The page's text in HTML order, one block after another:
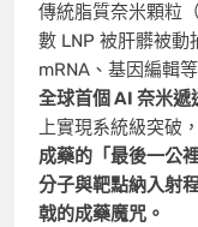
傳統脂質奈米顆粒
數 LNP 被肝髒被動
mRNA、基因編輯
全球首個 AI 奈米
上實現系統級突破，
成藥的「最後一公
分子與靶點納入射
戟的成藥魔咒。